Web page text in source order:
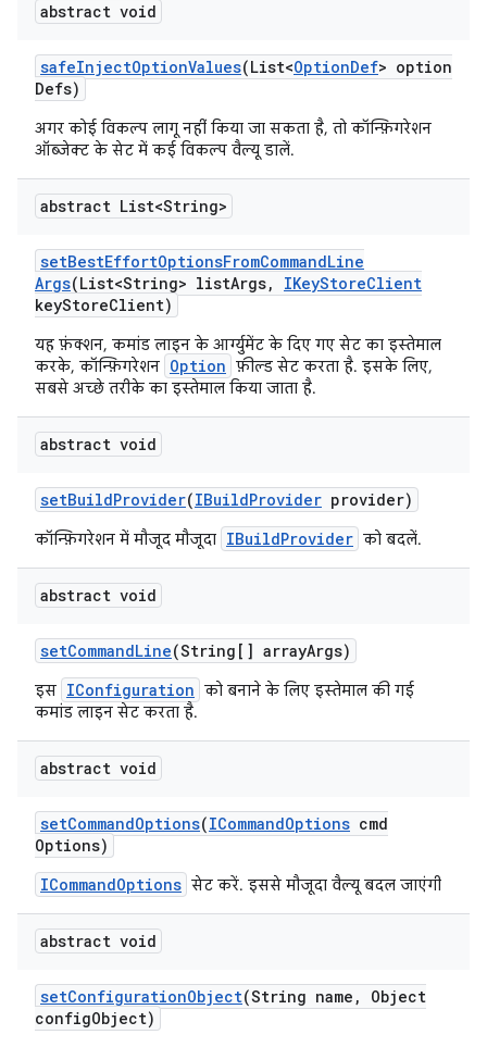
abstract void
safeInjectOptionValues(List<OptionDef> option
Defs)
अगर कोई विकल्प लागू नहीं किया जा सकता है, तो कॉन्फ़िगरेशन
ऑब्जेक्ट के सेट में कई विकल्प वैल्यू डालें.
abstract List<String>
setBestEffortOptionsFromCommandLine
Args(List<String> listArgs, IKeyStoreClient
keyStoreClient)
यह फ़ंक्शन, कमांड लाइन के आर्ग्युमेंट के दिए गए सेट का इस्तेमाल
करके, कॉन्फ़िगरेशन Option फ़ील्ड सेट करता है. इसके लिए,
सबसे अच्छे तरीके का इस्तेमाल किया जाता है.
abstract void
setBuildProvider(IBuildProvider provider)
कॉन्फ़िगरेशन में मौजूद मौजूदा IBuildProvider को बदलें.
abstract void
setCommandLine(String[] arrayArgs)
इस IConfiguration को बनाने के लिए इस्तेमाल की गई
कमांड लाइन सेट करता है.
abstract void
setCommandOptions(ICommandOptions cmd
Options)
ICommandOptions सेट करें. इससे मौजूदा वैल्यू बदल जाएंगी
abstract void
setConfigurationObject(String name ,
Object
configObject)